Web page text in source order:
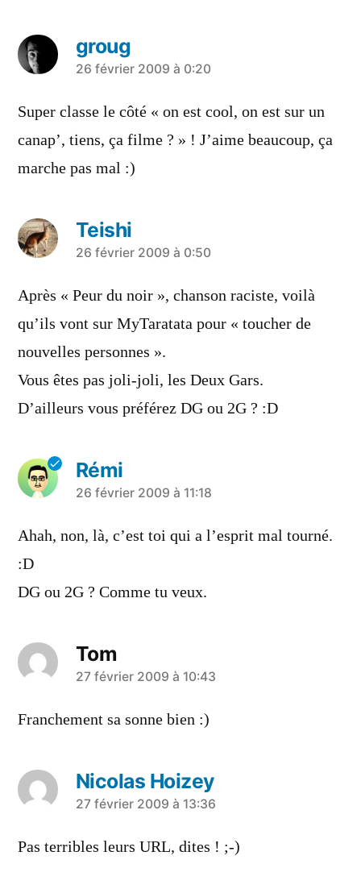
groug
a
26 février 2009 à 0:20
Super classe le côté « on est cool, on est sur un
canap’, tiens, ça filme ? » ! J’aime beaucoup, ça
marche pas mal :)
Teishi
a
dit :
26 février 2009 à 0:50
Après « Peur du noir », chanson raciste, voilà
qu’ils vont sur MyTaratata pour « toucher de
nouvelles personnes ».
Vous êtes pas joli-joli, les Deux Gars.
D’ailleurs vous préférez DG ou 2G ? :D
Rémi
a
dit :
26 février 2009 à 11:18
Ahah, non, là, c’est toi qui a l’esprit mal tourné.
:D
DG ou 2G ? Comme tu veux.
Tom
a
dit :
27 février 2009 à 10:43
Franchement sa sonne bien :)
Nicolas Hoizey
a
dit :
27 février 2009 à 13:36
Pas terribles leurs URL, dites ! ;-)